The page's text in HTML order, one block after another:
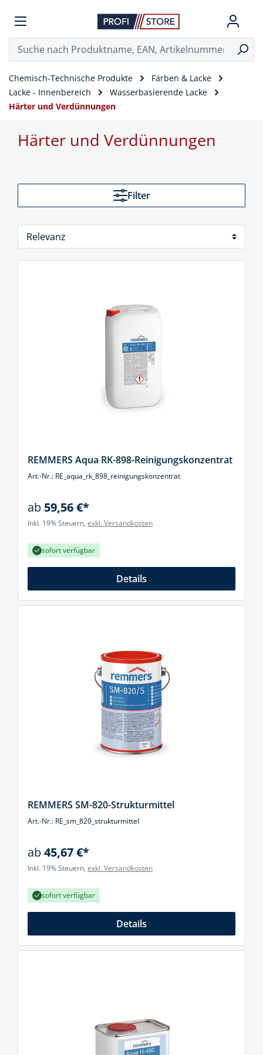
Chemisch-Technische Produkte
Farben & Lacke
Lacke - Innenbereich
Wasserbasierende Lacke
Härter und Verdünnungen
Härter und Verdünnungen
Filter
REMMERS Aqua RK-898-Reinigungskonzentrat
Art.-Nr.: RE_aqua_rk_898_reinigungskonzentrat
ab 59,56 €*
Inkl. 19% Steuern, exkl. Versandkosten
sofort verfügbar
Details
REMMERS SM-820-Strukturmittel
Art.-Nr.: RE_sm_820_strukturmittel
ab45,67 €*
Inkl. 19% Steuern, exkl. Versandkosten
sofort verfügbar
Details